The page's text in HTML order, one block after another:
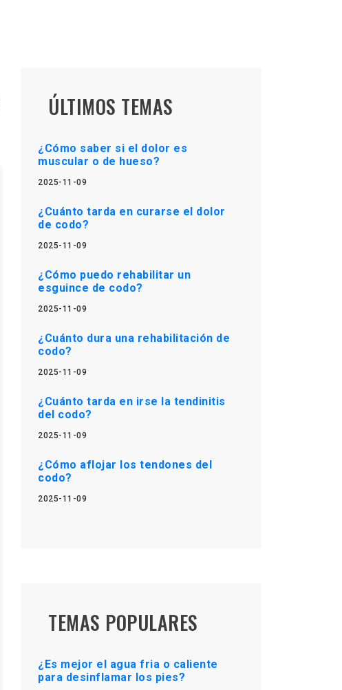
ÚLTIMOS TEMAS
¿Cómo saber si el dolor es
muscular o de hueso?
2025-11-09
¿Cuánto tarda en curarse el dolor
de codo?
2025-11-09
¿Cómo puedo rehabilitar un
esguince de codo?
2025-11-09
¿Cuánto dura una rehabilitación de
codo?
2025-11-09
¿Cuánto tarda en irse la tendinitis
del codo?
2025-11-09
¿Cómo aflojar los tendones del
codo?
2025-11-09
TEMAS POPULARES
¿Es mejor el agua fria o caliente
para desinflamar los pies?